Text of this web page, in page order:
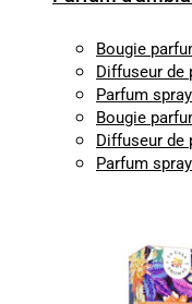
Bougie
Diffuseur de
Parfum spray
Bougie
Diffuseur de
Parfum spray